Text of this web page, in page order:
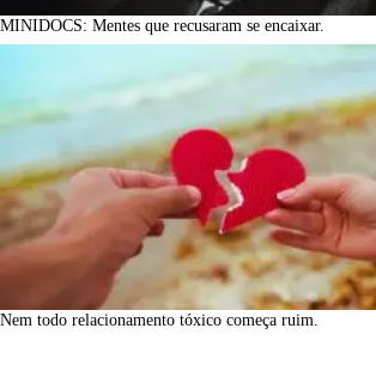
MINIDOCS: Mentes que recusaram se encaixar.
Nem todo relacionamento tóxico começa ruim.